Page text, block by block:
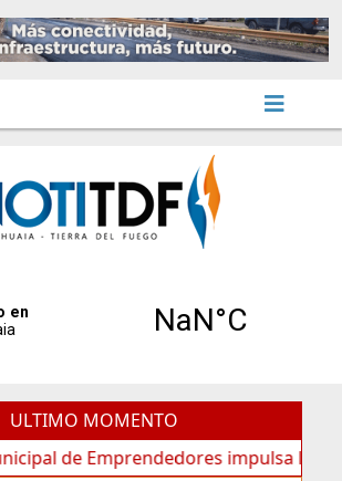
ULTIMO MOMENTO
Emprendedores impulsa la creación